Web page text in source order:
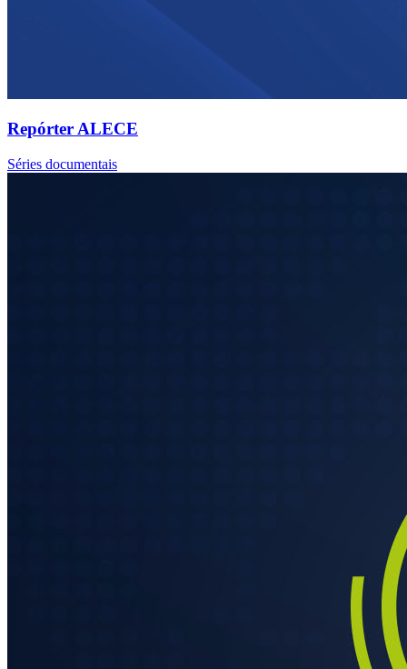
Repórter ALECE
Séries documentais